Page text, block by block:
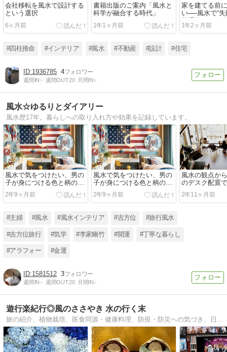
会社移転を風水で設計する
という選択
6ヶ月前
書籍出版のご案内「風水と
科学が融合する時代」
1年1ヶ月前
家を建てる前
い──風水で“失
共通点とは？
1年2ヶ月前
#四柱推命 #インテリア #風水 #不動産 #設計 #住宅
1936785 4
週間IN:- 週間OUT:20 月間IN:-
風水☆ゆるりとダイアリー
風水歴17年。暮らしへの取り入れ方や効果を記録しています。
風水で気をつけたい、男の
子が身につける色と柄の関
係
2年9ヶ月前
風水で気をつけたい、男の
子が身につける色と柄の関
係
2年9ヶ月前
風水の観点か
のデスク配置
座席とは？
2年11ヶ月前
#主婦 #風水 #風水インテリア #吉方位 #旅行風水
#吉方位旅行 #気学 #李家幽竹 #開運 #丁寧な暮らし
#アラフォー #金運
1581512 3
週間IN:- 週間OUT:20 月間IN:-
遊行楽紀行◎風のささやき 水の行く末
旅の紹介、植物栽培、医食同源・健康料理、防疫・防災への気づき、日々の雑感など。幸せや豊かのヒントを探します。